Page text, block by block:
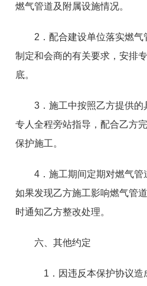
燃气管道及附属设施情况。
2．配合建设单位落实燃
制定和会商的有关要求，安排
底。
3．施工中按照乙方提供
专人全程旁站指导，配合乙方
保护施工。
4．施工期间定期对燃气管
如果发现乙方施工影响燃气管
时通知乙方整改处理。
六、其他约定
1． 因违反本保护协议造